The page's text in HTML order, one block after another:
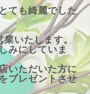
ても綺麗でした
業いたします。
みにしていま
いただいた方に
プレゼントさせ